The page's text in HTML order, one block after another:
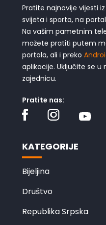
Pratite najnovije vijesti iz
svijeta i sporta, na
Na vašim pametnim
možete pratiti putem
portala, ali i preko
aplikacije. Uključite se u
zajednicu.
Pratite nas:
KATEGORIJE
Bijeljina
Društvo
Republika Srpska